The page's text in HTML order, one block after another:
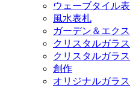
ウェーブタイル
風水表札
ガーデン＆エク
クリスタルガラ
クリスタルガラ
創作
オリジナルガラ